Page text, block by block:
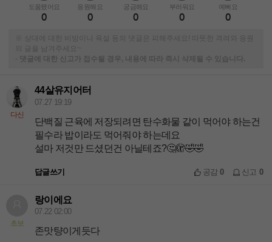
도움됐어요
0
응원해요
0
궁금해요
0
부러워요
0
예뻐요
0
※ 상대에 대한 비방이나 욕설 등의 댓글은 피해주세요! 따뜻한 격려와 응원
-
댓글에 대한 신고가 접수될 경우, 내용에 따라 즉시 삭제될 수 있습니다.
다신
44살유지어터
07.27 19:19
단백질 근육에 저장되려면 탄수화물 같이 먹어야 하는건
필수라 밥이라도 먹어줘야 하는데요
설마 저것만 드셨던건 아닐테죠?🤔🫣🤣🤣
답글쓰기 공감0 신고 0
초보
랑이에요
07.22 02:00
존맛턍이게듯다